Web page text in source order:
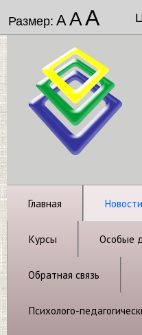
Размер: ААА
Главная Новости
Курсы Особые
Обратная связь
Психолого-